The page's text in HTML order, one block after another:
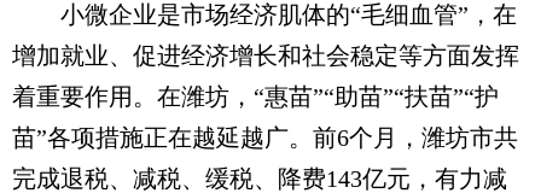
小微企业是市场经济肌体的“毛细血管”，在
增加就业、促进经济增长和社会稳定等方面发挥
着重要作用。在潍坊，“惠苗”“助苗”“扶苗”“护
苗”各项措施正在越延越广。前6个月，潍坊市共
完成退税、减税、缓税、降费143亿元，有力减